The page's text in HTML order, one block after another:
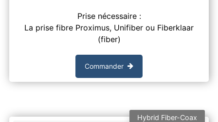
Prise nécessaire :
La prise fibre Proximus, Unifiber ou Fiberklaar
(fiber)
Commander
Hybrid Fiber-Coax